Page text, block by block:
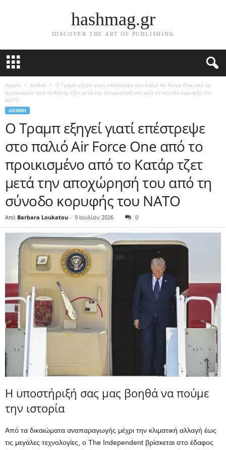
hashmag.gr
DISCOVER THE ART OF PUBLISHING
Αρχική Διεθνή
Ο Τραμπ εξηγεί γιατί επέστρεψε στο παλιό Air Force One από το
προικισμένο από το Κατάρ τζετ μετά την αποχώρησή του από τη σύνοδο κορυφής του
ΝΑΤΟ
ΔΙΕΘΝΉ
Ο Τραμπ εξηγεί γιατί επέστρεψε
στο παλιό Air Force One από το
προικισμένο από το Κατάρ τζετ
μετά την αποχώρησή του από τη
σύνοδο κορυφής του ΝΑΤΟ
Από Barbara Loukatou - 9 Ιουλίου 2026 0
Η υποστήριξή σας μας βοηθά να πούμε
την ιστορία
Από τα δικαιώματα αναπαραγωγής μέχρι την κλιματική αλλαγή έως
τις μεγάλες τεχνολογίες, ο The Independent βρίσκεται στο έδαφος